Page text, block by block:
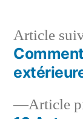
Article
Article